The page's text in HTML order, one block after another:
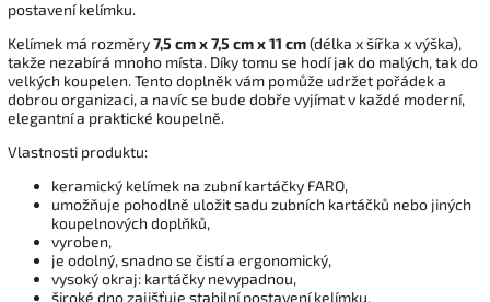
postavení kelímku.
Kelímek má rozměry7,5 cm x 7,5 cm x 11 cm(délka x šířka x výška),
takže nezabírá mnoho místa. Díky tomu se hodí jak do malých, tak do
velkých koupelen. Tento doplněk vám pomůže udržet pořádek a
dobrou organizaci, a navíc se bude dobře vyjímat v každé moderní,
elegantní a praktické koupelně.
Vlastnosti produktu:
keramický kelímek na zubní kartáčky FARO,
umožňuje pohodlně uložit sadu zubních kartáčků nebo jiných
koupelnových doplňků,
vyroben,
je odolný, snadno se čistí a ergonomický,
vysoký okraj: kartáčky nevypadnou,
široké dno zajišťuje stabilní postavení kelímku,